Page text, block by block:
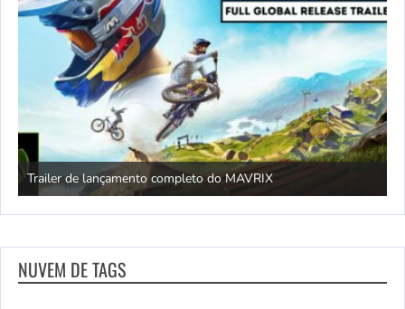
Trailer de lançamento completo do MAVRIX
NUVEM DE TAGS